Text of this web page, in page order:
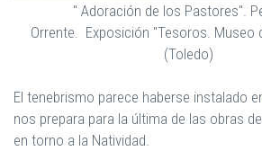
" Adoración de los Pastores".
Orrente. Exposición "Tesoros. Museo
(Toledo)
El tenebrismo parece haberse instalado
nos prepara para la última de las obras
en torno a la Natividad.